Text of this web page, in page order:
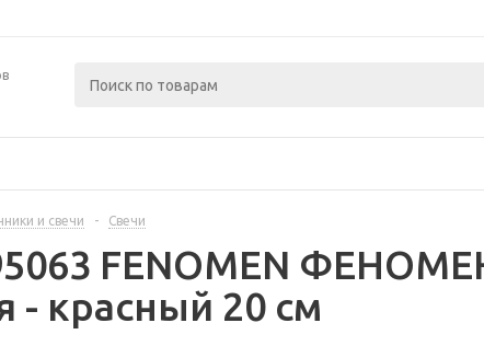
и свечи - Свечи
FENOMEN
- красный 20 см